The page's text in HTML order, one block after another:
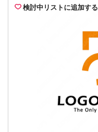
検討中リストに追加する